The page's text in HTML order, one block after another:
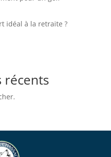
idéal à la retraite ?
récents